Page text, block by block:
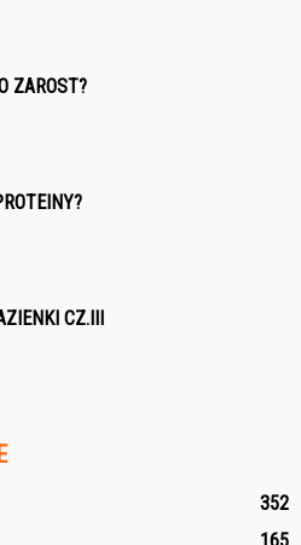
ZAROST?
CZ.III
352
165